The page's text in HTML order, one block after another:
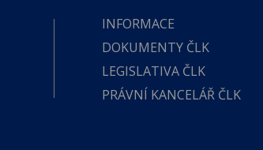
INFORMACE
DOKUMENTY ČLK
LEGISLATIVA ČLK
PRÁVNÍ KANCELÁŘ ČLK